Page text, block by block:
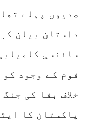
صدیوں پہلے
داستان بیان کر
سائنسی
قوم کے وجود کو
خلاف بقا کی جنگ
پاکستان کا